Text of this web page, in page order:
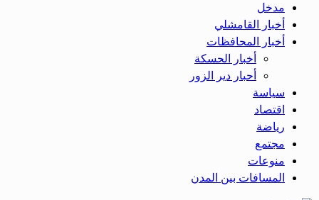
مدخل
أخبار القامشلي
أخبار المحافظات
أخبار الحسكة
أحبار دير الزور
سياسة
اقتصاد
رياضة
مجتمع
منوعات
المسافات بين المدن